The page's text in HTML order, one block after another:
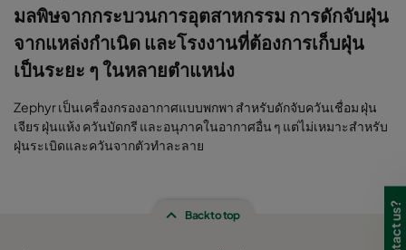
มลพิษจากกระบวนการอุตสาหกรรม การดักจับฝุ่น
จากแหล่งกำเนิด และโรงงานที่ต้องการเก็บฝุ่น
เป็นระยะ ๆ ในหลายตำแหน่ง
Zephyr เป็นเครื่องกรองอากาศแบบพกพา สำหรับดักจับควันเชื่อม ฝุ่น
เจียร ฝุ่นแห้ง ควันบัดกรี และอนุภาคในอากาศอื่น ๆ แต่ไม่เหมาะสำหรับ
ฝุ่นระเบิดและควันจากตัวทำละลาย
Back to top